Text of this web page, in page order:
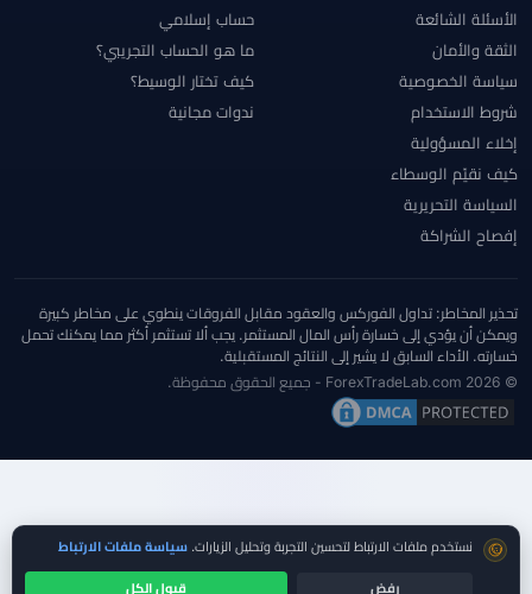
الأسئلة الشائعة
الثقة والأمان
سياسة الخصوصية
شروط الاستخدام
إخلاء المسؤولية
كيف نقيّم الوسطاء
السياسة التحريرية
إفصاح الشراكة
حساب إسلامي
ما هو الحساب التجريبي؟
كيف تختار الوسيط؟
ندوات مجانية
تحذير المخاطر: تداول الفوركس والعقود مقابل الفروقات ينطوي على مخاطر كبيرة
ويمكن أن يؤدي إلى خسارة رأس المال المستثمر. يجب ألا تستثمر أكثر مما يمكنك تحمل
خسارته. الأداء السابق لا يشير إلى النتائج المستقبلية.
© 2026 ForexTradeLab.com - جميع الحقوق محفوظة.
موافقة ملفات تعريف الارتباط
نستخدم ملفات الارتباط لتحسين التجربة وتحليل الزيارات. سياسة ملفات الارتباط
رفض قبول الكل